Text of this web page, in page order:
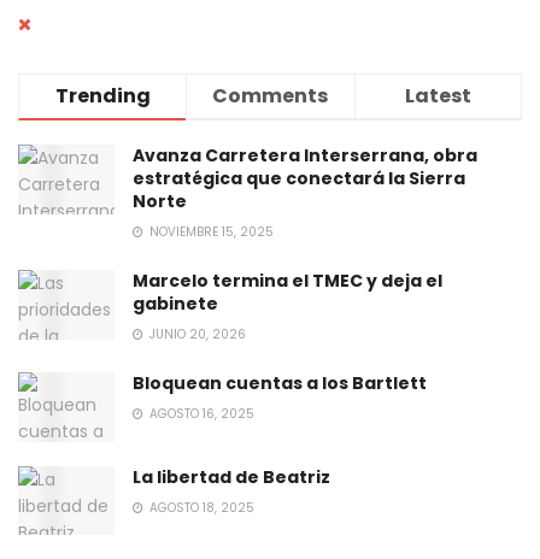
Trending Comments Latest
Avanza Carretera Interserrana, obra
estratégica que conectará la Sierra
Norte
NOVIEMBRE 15, 2025
Marcelo termina el TMEC y deja el
gabinete
JUNIO 20, 2026
Bloquean cuentas a los Bartlett
AGOSTO 16, 2025
La libertad de Beatriz
AGOSTO 18, 2025